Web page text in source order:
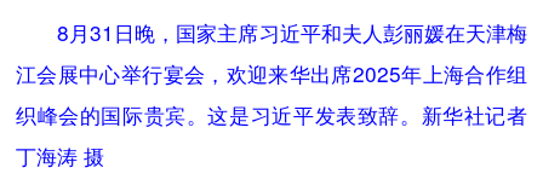
8月31日晚，国家主席习近平和夫人彭丽媛在天津梅
江会展中心举行宴会，欢迎来华出席2025年上海合作组
织峰会的国际贵宾。这是习近平发表致辞。新华社记者
丁海涛 摄